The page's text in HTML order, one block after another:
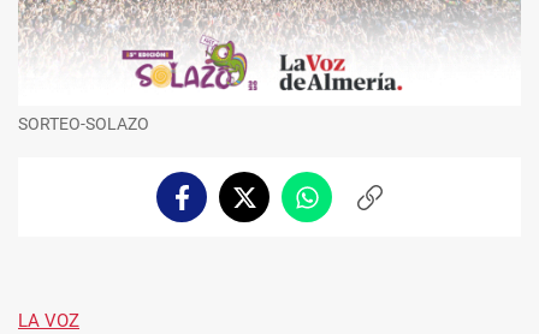
SORTEO-SOLAZO
FacebookTwitterWhatsappCopiar
LA VOZ